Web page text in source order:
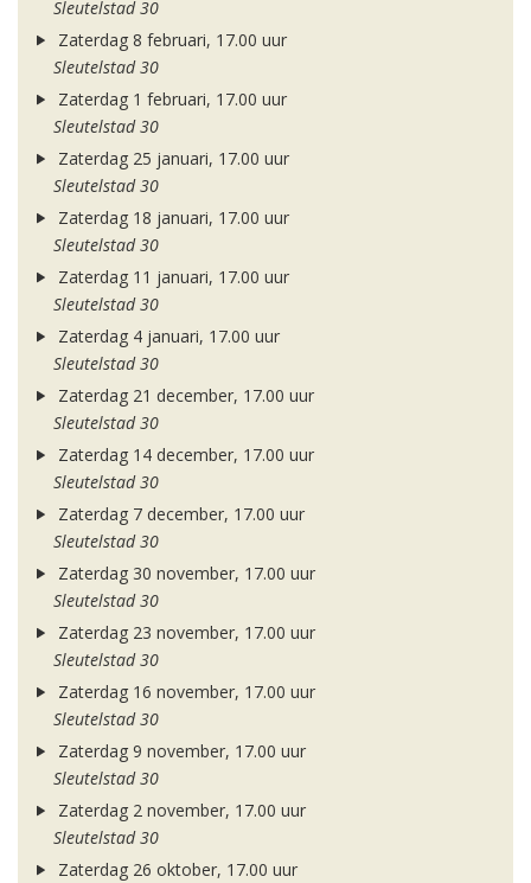
Sleutelstad 30
Zaterdag 8 februari, 17.00 uur
Sleutelstad 30
Zaterdag 1 februari, 17.00 uur
Sleutelstad 30
Zaterdag 25 januari, 17.00 uur
Sleutelstad 30
Zaterdag 18 januari, 17.00 uur
Sleutelstad 30
Zaterdag 11 januari, 17.00 uur
Sleutelstad 30
Zaterdag 4 januari, 17.00 uur
Sleutelstad 30
Zaterdag 21 december, 17.00 uur
Sleutelstad 30
Zaterdag 14 december, 17.00 uur
Sleutelstad 30
Zaterdag 7 december, 17.00 uur
Sleutelstad 30
Zaterdag 30 november, 17.00 uur
Sleutelstad 30
Zaterdag 23 november, 17.00 uur
Sleutelstad 30
Zaterdag 16 november, 17.00 uur
Sleutelstad 30
Zaterdag 9 november, 17.00 uur
Sleutelstad 30
Zaterdag 2 november, 17.00 uur
Sleutelstad 30
Zaterdag 26 oktober, 17.00 uur